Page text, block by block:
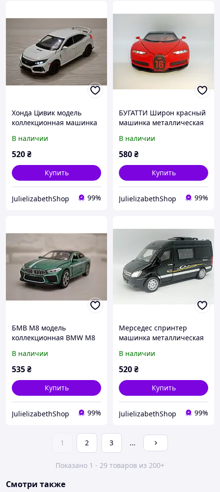
Хонда Цивик модель
коллекционная машинка
CIVIC со спецэффектами
В наличии
520₴
Купить
JulielizabethShop 99%
БУГАТТИ Широн красный
машинка металлическая
В наличии
580₴
Купить
JulielizabethShop 99%
БМВ М8 модель
коллекционная BMW M8
со спецэффектами
В наличии
535₴
Купить
JulielizabethShop 99%
Мерседес спринтер
машинка металлическая
SPRINTER со
спецэффектами.
В наличии
520₴
Купить
JulielizabethShop 99%
1 2 3 ...
Показано 1 - 29 товаров из 200+
Смотри также